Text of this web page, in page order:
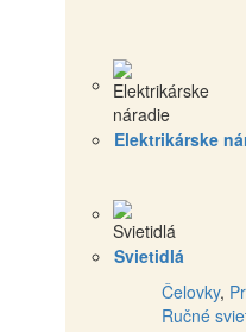
Elektrikárske
Svietidlá
Čelovky,
Ručné